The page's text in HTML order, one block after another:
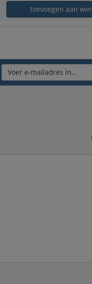
toevoegen aan
Voer e-mailadres in...